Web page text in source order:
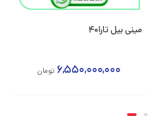
مینی بیل تارا۴۰
6,550,000,000 تومان